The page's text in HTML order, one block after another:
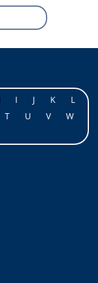
I J K
L
T U V
W